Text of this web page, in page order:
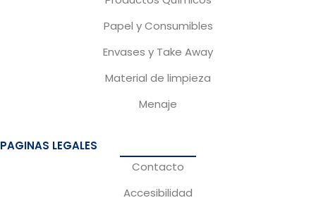
o
o
k
g
a
m
Papel y Consumibles
Envases y Take Away
Material de limpieza
Menaje
PAGINAS LEGALES
Contacto
Accesibilidad